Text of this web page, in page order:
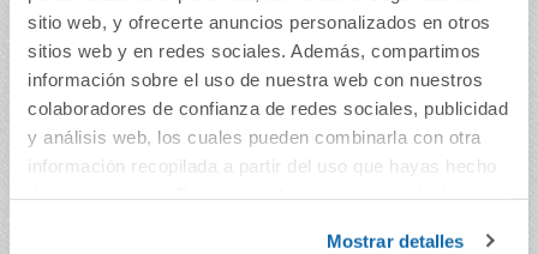
sitio web, y ofrecerte anuncios personalizados en otros
sitios web y en redes sociales. Además, compartimos
información sobre el uso de nuestra web con nuestros
colaboradores de confianza de redes sociales, publicidad
y análisis web, los cuales pueden combinarla con otra
información recopilada a partir del uso que hayas hecho
Mostrar detalles
Lectogenios 5